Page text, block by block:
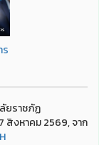
ร
ยราชภัฏ
สิงหาคม 2569, จาก